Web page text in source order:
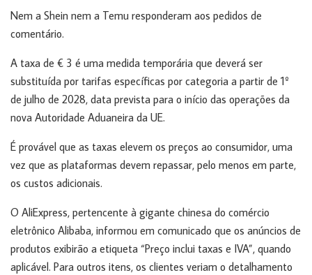
Nem a Shein nem a Temu responderam aos pedidos de
comentário.
A taxa de € 3 é uma medida temporária que deverá ser
substituída por tarifas específicas por categoria a partir de 1º
de julho de 2028, data prevista para o início das operações da
nova Autoridade Aduaneira da UE.
É provável que as taxas elevem os preços ao consumidor, uma
vez que as plataformas devem repassar, pelo menos em parte,
os custos adicionais.
O AliExpress, pertencente à gigante chinesa do comércio
eletrônico Alibaba, informou em comunicado que os anúncios de
produtos exibirão a etiqueta “Preço inclui taxas e IVA”, quando
aplicável. Para outros itens, os clientes veriam o detalhamento